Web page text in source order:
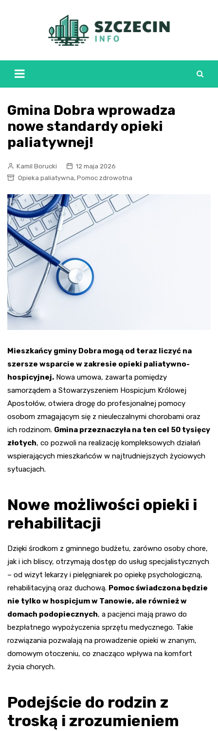
Gmina Dobra wprowadza
nowe standardy opieki
paliatywnej!
Kamil Borucki
12 maja 2026
Opieka paliatywna, Pomoc zdrowotna
Mieszkańcy gminy Dobra mogą od teraz liczyć na
szersze wsparcie w zakresie opieki paliatywno-
hospicyjnej. Nowa umowa, zawarta pomiędzy
samorządem a Stowarzyszeniem Hospicjum Królowej
Apostołów, otwiera drogę do profesjonalnej pomocy
osobom zmagającym się z nieuleczalnymi chorobami oraz
ich rodzinom. Gmina przeznaczyła na ten cel 50 tysięcy
złotych, co pozwoli na realizację kompleksowych działań
wspierających mieszkańców w najtrudniejszych życiowych
sytuacjach.
Nowe możliwości opieki i
rehabilitacji
Dzięki środkom z gminnego budżetu, zarówno osoby chore,
jak i ich bliscy, otrzymają dostęp do usług specjalistycznych
– od wizyt lekarzy i pielęgniarek po opiekę psychologiczną,
rehabilitacyjną oraz duchową. Pomoc świadczona będzie
nie tylko w hospicjum w Tanowie, ale również w
domach podopiecznych, a pacjenci mają prawo do
bezpłatnego wypożyczenia sprzętu medycznego. Takie
rozwiązania pozwalają na prowadzenie opieki w znanym,
domowym otoczeniu, co znacząco wpływa na komfort
życia chorych.
Podejście do rodzin z
troską i zrozumieniem